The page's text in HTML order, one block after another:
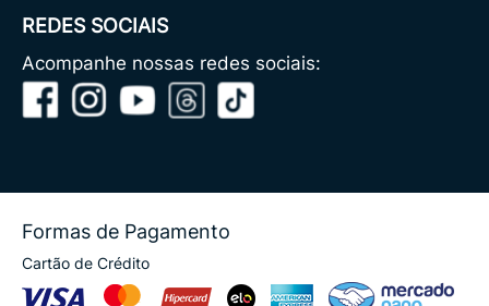
REDES SOCIAIS
Acompanhe nossas redes sociais:
Formas de Pagamento
Cartão de Crédito